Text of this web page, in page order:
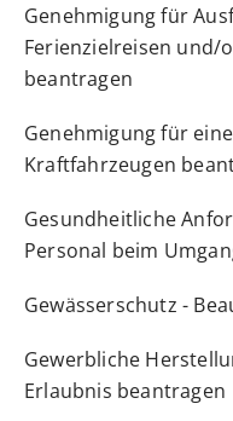
Genehmigung für
Ferienzielreisen
beantragen
Genehmigung für
Kraftfahrzeugen
Gesundheitliche
Personal beim
Gewässerschutz -
Gewerbliche
Erlaubnis beantragen